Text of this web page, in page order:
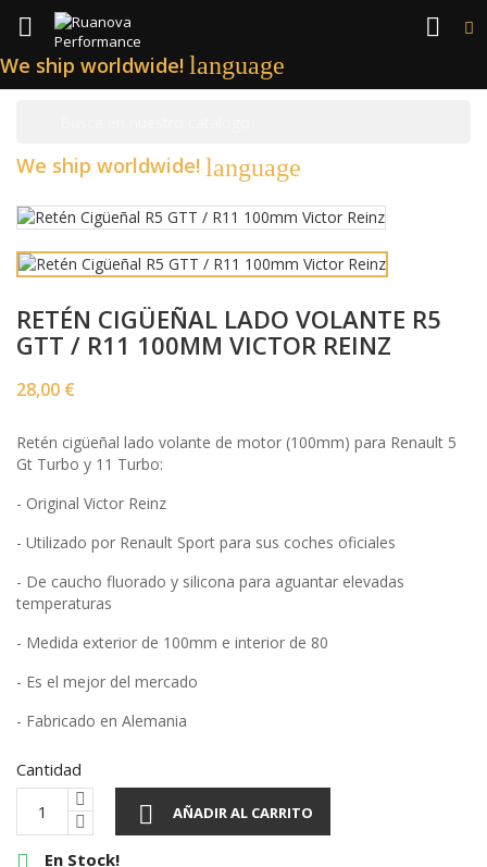
 
We ship worldwide! language
We ship worldwide! language
RETÉN CIGÜEÑAL LADO VOLANTE R5
GTT / R11 100MM VICTOR REINZ
28,00 €
Retén cigüeñal lado volante de motor (100mm) para Renault 5
Gt Turbo y 11 Turbo:
- Original Victor Reinz
- Utilizado por Renault Sport para sus coches oficiales
- De caucho fluorado y silicona para aguantar elevadas
temperaturas
- Medida exterior de 100mm e interior de 80
- Es el mejor del mercado
- Fabricado en Alemania
Cantidad
 AÑADIR AL CARRITO
 En Stock!